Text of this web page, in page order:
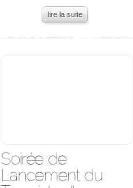
lire la suite